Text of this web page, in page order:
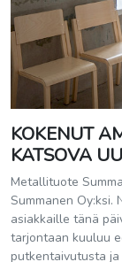
KOKENUT
KATSOVA
Metallituote
Summanen Oy:ksi.
asiakkaille tänä
tarjontaan kuuluu
putkentaivutusta